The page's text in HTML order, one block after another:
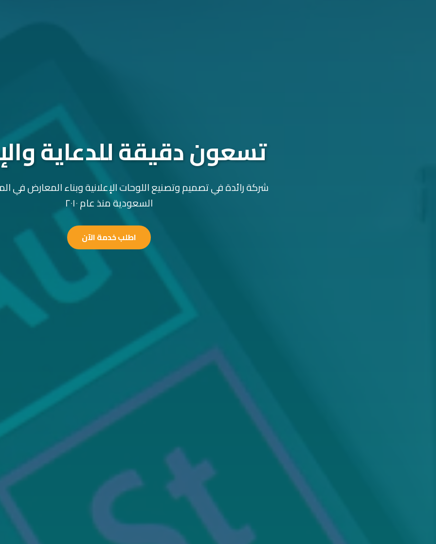
تسعون دقيقة للدعاية
شركة رائدة في تصميم وتصنيع اللوحات الإعلانية وبناء المعارض في
السعودية منذ عام ٢٠١٠
اطلب خدمة الآن